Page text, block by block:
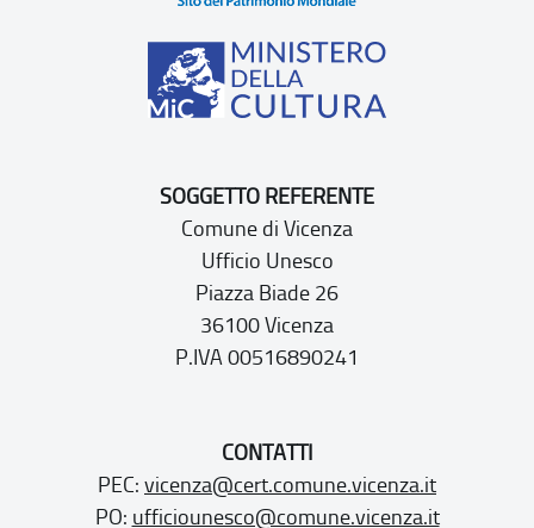
SOGGETTO REFERENTE
Comune di Vicenza
Ufficio Unesco
Piazza Biade 26
36100 Vicenza
P.IVA 00516890241
CONTATTI
PEC: vicenza@cert.comune.vicenza.it
PO: ufficiounesco@comune.vicenza.it